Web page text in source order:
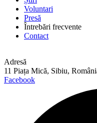
Voluntari
Presă
Întrebări frecvente
Contact
Adresă
11 Piața Mică, Sibiu,
Facebook